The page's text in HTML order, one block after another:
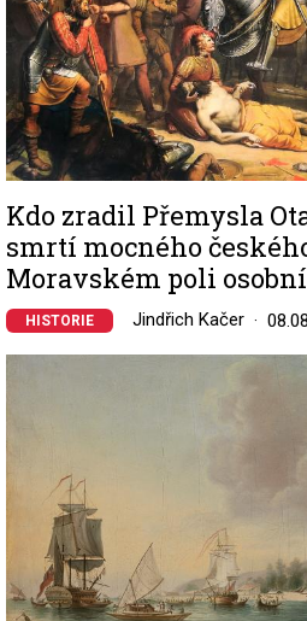
Kdo zradil Přemysla
smrtí mocného
Moravském poli
HISTORIE Jindřich Kačer